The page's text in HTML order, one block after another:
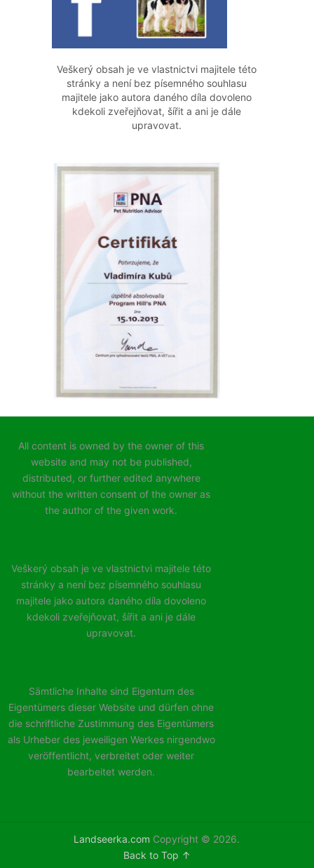
Veškerý obsah je ve vlastnictvi majitele této
stránky a není bez písemného souhlasu
majitele jako autora daného díla dovoleno
kdekoli zveřejňovat, šířit a ani je dále
upravovat.
All content is owned by the owner of this
website and may not be published,
distributed, or further edited anywhere
without the written consent of the owner as
the author of the given work.
Veškerý obsah je ve vlastnictvi majitele této
stránky a není bez písemného souhlasu
majitele jako autora daného díla dovoleno
kdekoli zveřejňovat, šířit a ani je dále
upravovat.
Sämtliche Inhalte sind Eigentum des
Eigentümers dieser Website und dürfen ohne
die schriftliche Zustimmung des Eigentümers
als Urheber des jeweiligen Werkes nirgendwo
veröffentlicht, verbreitet oder weiter
bearbeitet werden.
Landseerka.com Copyright © 2026.
Back to Top ↑